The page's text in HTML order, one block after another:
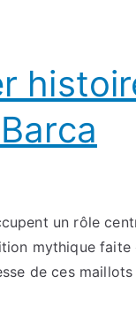
un rôle
mythique faite
de ces maillots